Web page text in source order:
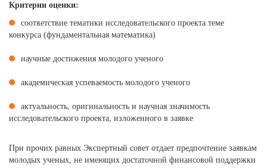
Критерии оценки:
соответствие тематики исследовательского проекта теме
конкурса (фундаментальная математика)
научные достижения молодого ученого
академическая успеваемость молодого ученого
актуальность, оригинальность и научная значимость
исследовательского проекта, изложенного в заявке
При прочих равных Экспертный совет отдает предпочтение заявкам
молодых ученых, не имеющих достаточной финансовой поддержки